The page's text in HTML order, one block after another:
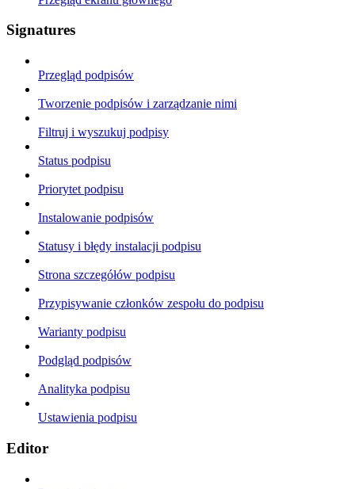
Signatures
Przegląd podpisów
Tworzenie podpisów i zarządzanie nimi
Filtruj i wyszukuj podpisy
Status podpisu
Priorytet podpisu
Instalowanie podpisów
Statusy i błędy instalacji podpisu
Strona szczegółów podpisu
Przypisywanie członków zespołu do podpisu
Warianty podpisu
Podgląd podpisów
Analityka podpisu
Ustawienia podpisu
Editor